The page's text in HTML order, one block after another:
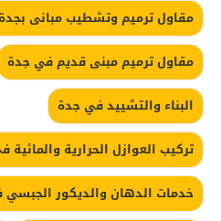
مقاول ترميم وتشطيب مبانى بجدة
مقاول ترميم مبنى قديم في جدة
البناء والتشييد في جدة
تركيب العوازل الحرارية
خدمات الدهان والديكور